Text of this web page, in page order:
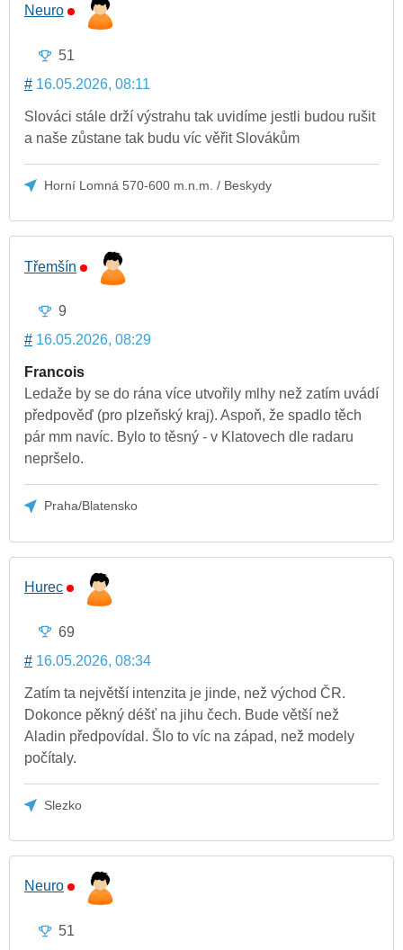
Neuro
51
# 16.05.2026, 08:11
Slováci stále drží výstrahu tak uvidíme jestli budou rušit
a naše zůstane tak budu víc věřit Slovákům
Horní Lomná 570-600 m.n.m. / Beskydy
Třemšín
9
# 16.05.2026, 08:29
Francois
Ledaže by se do rána více utvořily mlhy než zatím uvádí
předpověď (pro plzeňský kraj). Aspoň, že spadlo těch
pár mm navíc. Bylo to těsný - v Klatovech dle radaru
nepršelo.
Praha/Blatensko
Hurec
69
# 16.05.2026, 08:34
Zatím ta největší intenzita je jinde, než východ ČR.
Dokonce pěkný déšť na jihu čech. Bude větší než
Aladin předpovídal. Šlo to víc na západ, než modely
počítaly.
Slezko
Neuro
51